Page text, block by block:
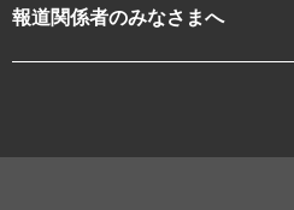
報道関係者のみなさまへ